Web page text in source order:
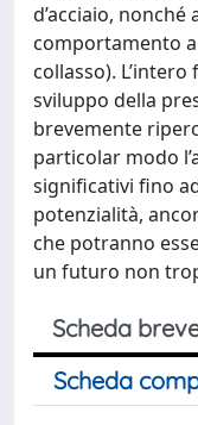
d’acciaio, nonché
comportamento
collasso).
sviluppo della
brevemente
particolar modo
significativi fino
potenzialità,
che potranno
un futuro non
Scheda
Scheda